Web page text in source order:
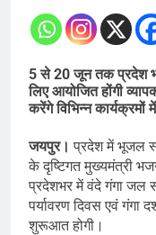
5 से 20 जून तक प्रदेश
लिए आयोजित होंगी
करेंगे विभिन्न कार्यक्रमों
जयपुर।प्रदेश में भूजल
के दृष्टिगत मुख्यमंत्री
प्रदेशभर में वंदे गंगा जल
पर्यावरण दिवस एवं
शुरूआत होगी।